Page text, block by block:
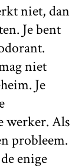
niet, dan
Je bent
niet
Je
werker. Als
probleem.
enige